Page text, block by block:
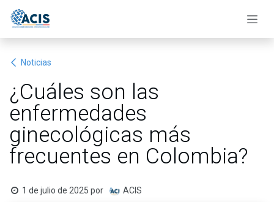
Noticias
¿Cuáles son las
enfermedades
ginecológicas más
frecuentes en Colombia?
1 de julio de 2025 por ACIS